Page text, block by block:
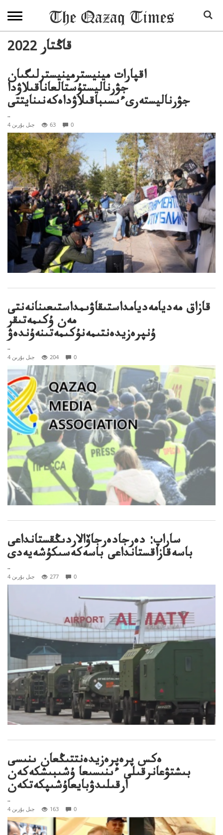
2022 قاڭتار
اقپارات مينيسترمينيسترلىگىان
جۋرناليستۇستالعاناقىلاۋدا
جۋرناليستەرىءىسىباقىلاۋداەكەنىنايتتى
..
4 جىل بۇرىن 63 0
قازاق مەديامەديامداستىقاۋىمداستىعىنانەنتى
مەن ۇكىمەتىقر
ۇنپرەزيدەنتىمەنۇكىمەتىنەۇندەۋ
..
4 جىل بۇرىن 204 0
ساراپ: دەرجادەرجاۆالاردىڭقستانداعى
باسەقازاقستانداعى باسەكەسىكۇشەيەدى
..
4 جىل بۇرىن 277 0
ەكس پرەپرەزيدەنتتىڭعان ىنىسى
بىشتۋعانرقىلى ءىنىسىعا ۇشىبىشكەكەن
ارقىلىدۋبايعاۇشىپكەتكەن
..
4 جىل بۇرىن 163 0